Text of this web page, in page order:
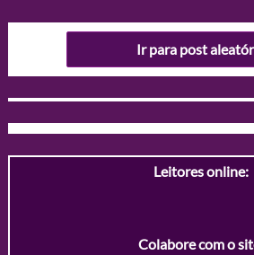
Ir para post
Leitores online:
Colabore com o